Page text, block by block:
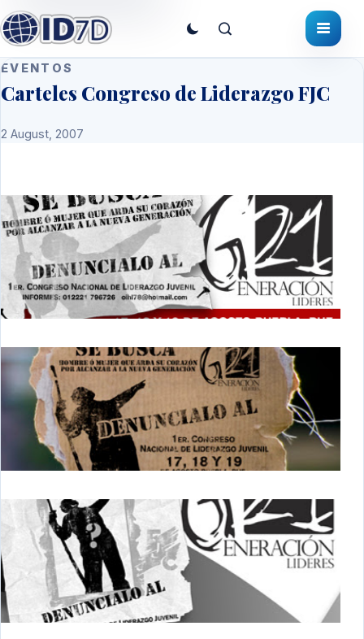
EVENTOS
Carteles Congreso de Liderazgo FJC
2 August, 2007